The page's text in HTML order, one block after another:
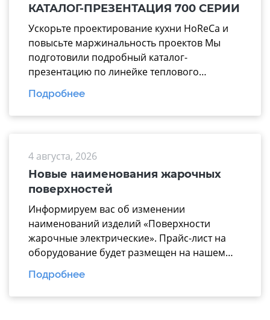
КАТАЛОГ-ПРЕЗЕНТАЦИЯ 700 СЕРИИ
Ускорьте проектирование кухни HoReCa и
повысьте маржинальность проектов Мы
подготовили подробный каталог-
презентацию по линейке теплового
оборудования 700 серии производства
завода «Марихолодмаш». Этот материал
поможет вашим менеджерам тратить
надежные технологические линии, где все
модули работают по единому стандарту. В
презентацию вошли ключевые модули для
эффективной комплектации горячего […]
Подробнее
4 августа, 2026
Новые наименования жарочных
поверхностей
Информируем вас об изменении
наименований изделий «Поверхности
жарочные электрические». Прайс-лист на
оборудование будет размещен на нашем
официальном
сайте https://www.mariholod.com/ в
Дилерском разделе «Прайсы».
Подробнее